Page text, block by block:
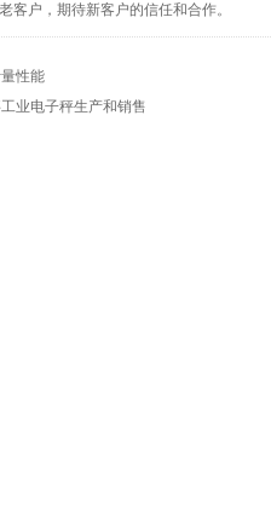
客户，期待新客户的信任和合作。
性能
业电子秤生产和销售